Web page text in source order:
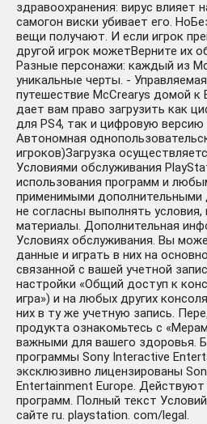
здравоохранения: вирус влияет
самогон виски убивает его.
вещи получают. И если игрок
другой игрок можетВерните их
Разные персонажи: каждый из
уникальные черты. -
путешествие McCrearys домой к
дает вам право загрузить как
для PS4, так и цифровую версию
Автономная
игроков)Загрузка
Условиями обслуживания
использования программ и
применимыми дополнительными
не согласны выполнять условия,
материалы. Дополнительная
Условиях обслуживания. Вы
данные и играть в них на
связанной с вашей учетной
настройки «Общий доступ к
игра») и на любых других
них в ту же учетную запись.
продукта ознакомьтесь с
важными для вашего здоровья.
программы Sony Interactive
эксклюзивно лицензированы
Entertainment Europe.
программ. Полный текст
сайте ru. playstation. com/legal.